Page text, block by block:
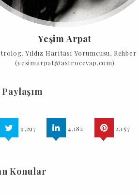
Yeşim Arpat
Yıldız Haritası Yorumcusu, Rehber
(yesimarpat@astrocevap.com)
9,297 4,182 2,157
Konular